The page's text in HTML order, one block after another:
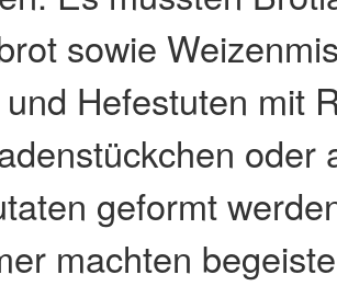
sowie
Hefestuten mit
oder
geformt
machten